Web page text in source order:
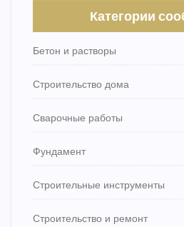
Категории
Бетон и растворы
Строительство дома
Сварочные работы
Фундамент
Строительные инструменты
Строительство и ремонт